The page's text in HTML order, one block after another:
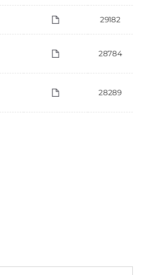
29182
28784
28289